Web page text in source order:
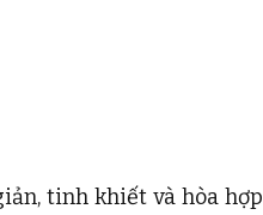
tinh khiết và hòa hợp